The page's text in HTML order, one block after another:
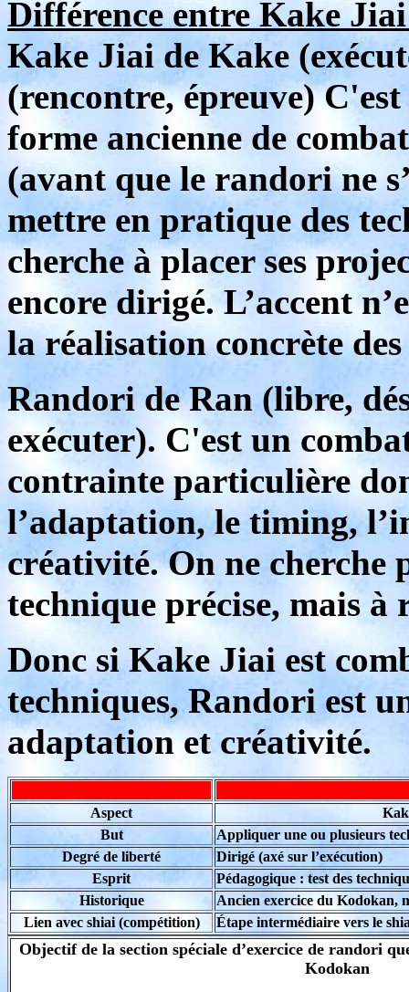
Différence entre Kake
Kake Jiai de Kake
(rencontre, épreuve)
forme ancienne de
(avant que le randori ne
mettre en pratique des
cherche à placer ses
encore dirigé. L’accent
la réalisation concrète
Randori de Ran (libre,
exécuter). C'est un
contrainte particulière
l’adaptation, le timing,
créativité. On ne cherche
technique précise, mais à
Donc si Kake Jiai est
techniques, Randori est
adaptation et créativité.
Aspect
But
Appliquer une ou plusieurs
Degré de liberté
Dirigé (axé sur l’exécution)
Esprit
Pédagogique : test des
Historique
Ancien exercice du Kodokan,
Lien avec shiai (compétition)
Étape intermédiaire vers le
Objectif de la section spéciale d’exercice de randori
Kodokan